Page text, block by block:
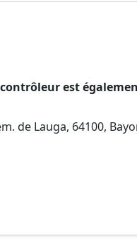
est
de Lauga, 64100,